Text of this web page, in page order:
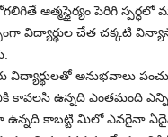
ఆత్మస్థైర్యం పెరిగి స్పర్ధలో
విద్యార్థుల చేత చక్కటి
విద్యార్థులతో అనుభవాలు
కావలసి ఉన్నది ఎంతమంది
కాబట్టి మిలో ఎవరైనా